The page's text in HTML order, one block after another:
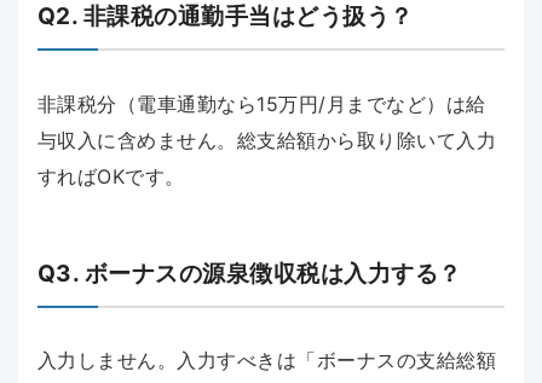
Q2. 非課税の通勤手当はどう扱う？
非課税分（電車通勤なら15万円/月までなど）は給
与収入に含めません。総支給額から取り除いて入力
すればOKです。
Q3. ボーナスの源泉徴収税は入力する？
入力しません。入力すべきは「ボーナスの支給総額